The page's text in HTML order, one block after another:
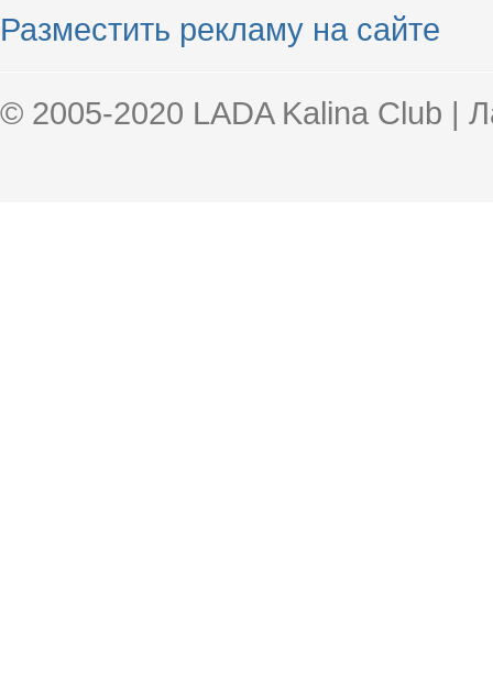
Разместить рекламу на сайте
© 2005-2020 LADA Kalina Club |